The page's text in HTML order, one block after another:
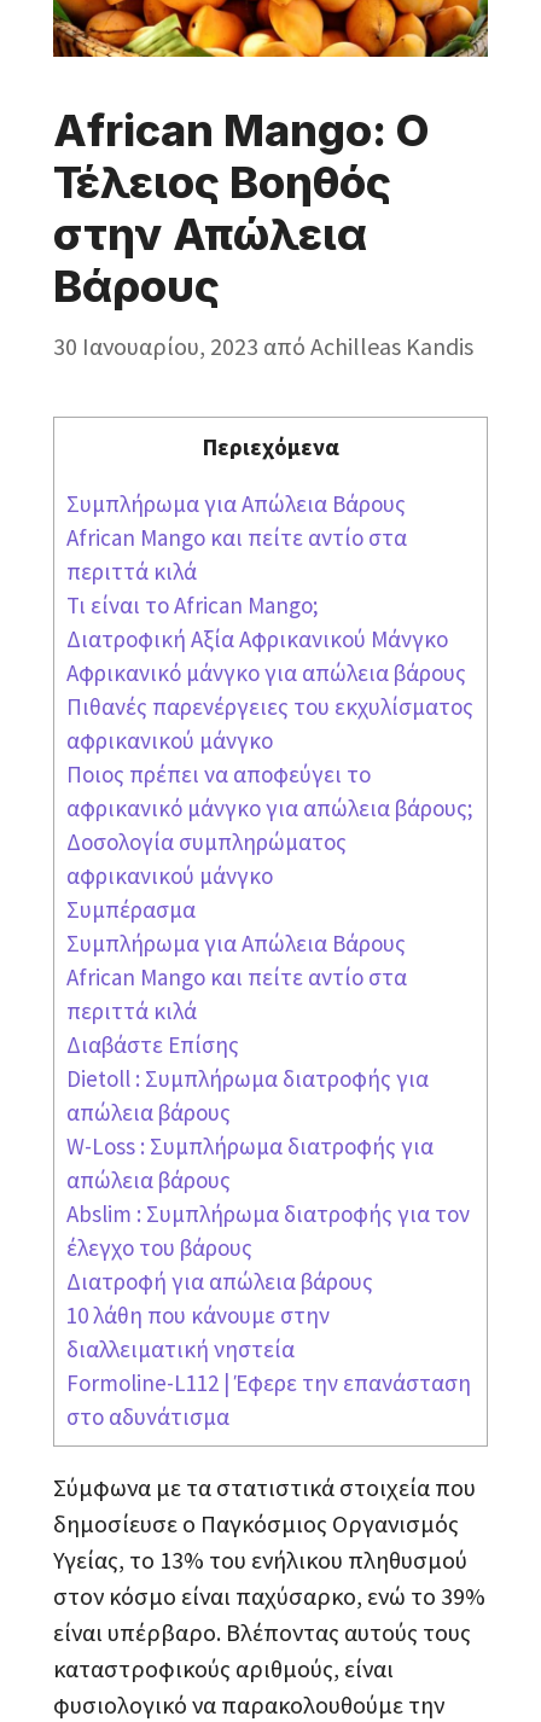
African Mango: Ο
Τέλειος Βοηθός
στην Απώλεια
Βάρους
30 Ιανουαρίου, 2023 από Achilleas Kandis
Περιεχόμενα
Συμπλήρωμα για Απώλεια Βάρους
African Mango και πείτε αντίο στα
περιττά κιλά
Τι είναι το African Mango;
Διατροφική Αξία Αφρικανικού Μάνγκο
Αφρικανικό μάνγκο για απώλεια βάρους
Πιθανές παρενέργειες του εκχυλίσματος
αφρικανικού μάνγκο
Ποιος πρέπει να αποφεύγει το
αφρικανικό μάνγκο για απώλεια βάρους;
Δοσολογία συμπληρώματος
αφρικανικού μάνγκο
Συμπέρασμα
Συμπλήρωμα για Απώλεια Βάρους
African Mango και πείτε αντίο στα
περιττά κιλά
Διαβάστε Επίσης
Dietoll : Συμπλήρωμα διατροφής για
απώλεια βάρους
W-Loss : Συμπλήρωμα διατροφής για
απώλεια βάρους
Abslim : Συμπλήρωμα διατροφής για τον
έλεγχο του βάρους
Διατροφή για απώλεια βάρους
10 λάθη που κάνουμε στην
διαλλειματική νηστεία
Formoline-L112 | Έφερε την επανάσταση
στο αδυνάτισμα
Σύμφωνα με τα στατιστικά στοιχεία που
δημοσίευσε ο Παγκόσμιος Οργανισμός
Υγείας, το 13% του ενήλικου πληθυσμού
στον κόσμο είναι παχύσαρκο, ενώ το 39%
είναι υπέρβαρο. Βλέποντας αυτούς τους
καταστροφικούς αριθμούς, είναι
φυσιολογικό να παρακολουθούμε την